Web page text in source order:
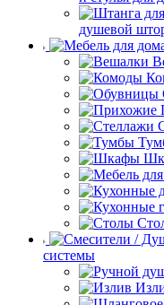
душевой
системы